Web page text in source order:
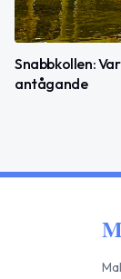
Snabbkollen:
antågande